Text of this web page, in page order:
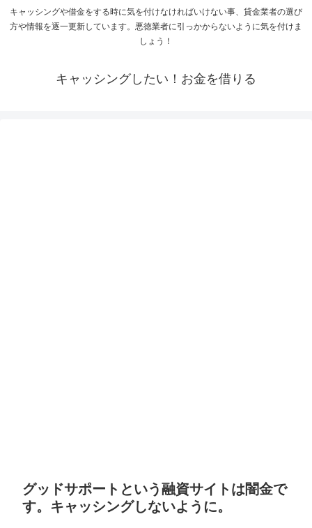
キャッシングや借金をする時に気を付けなければいけない事、貸金業者の選び
方や情報を逐一更新しています。悪徳業者に引っかからないように気を付けま
しょう！
キャッシングしたい！お金を借りる
グッドサポートという融資サイトは闇金で
す。キャッシングしないように。